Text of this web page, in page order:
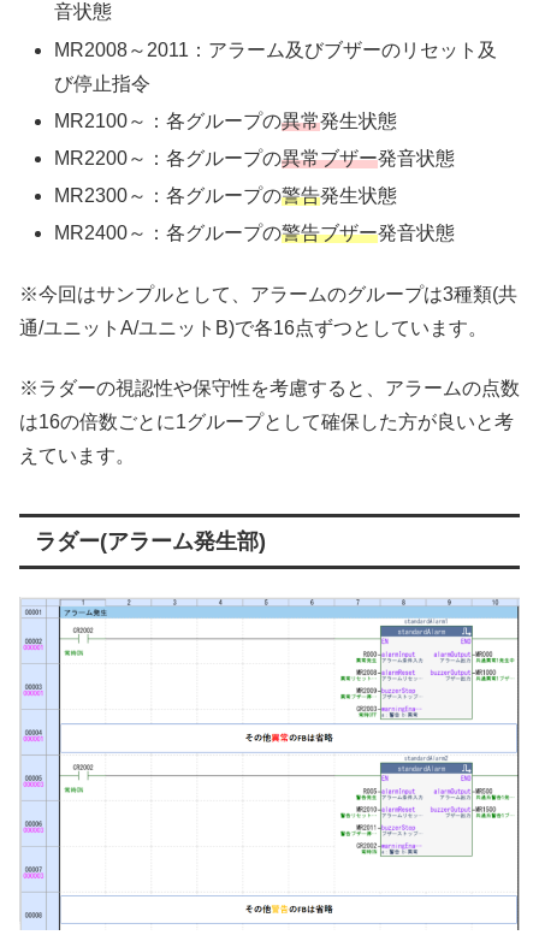
音状態
MR2008～2011：アラーム及びブザーのリセット及
び停止指令
MR2100～：各グループの異常発生状態
MR2200～：各グループの異常ブザー発音状態
MR2300～：各グループの警告発生状態
MR2400～：各グループの警告ブザー発音状態
※今回はサンプルとして、アラームのグループは3種類(共
通/ユニットA/ユニットB)で各16点ずつとしています。
※ラダーの視認性や保守性を考慮すると、アラームの点数
は16の倍数ごとに1グループとして確保した方が良いと考
えています。
ラダー(アラーム発生部)